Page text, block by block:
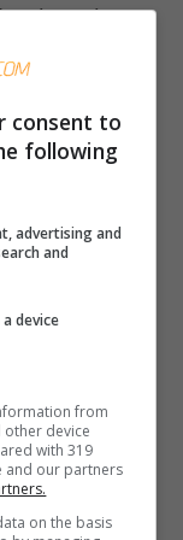
data da
è il
le autorità
2019 al
abbiamo
Plaza
consent to
following
advertising and
and
device
from
other device
with 319
and our partners
on the basis